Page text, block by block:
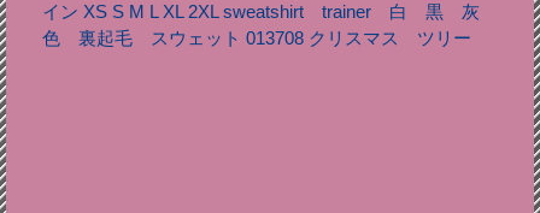
イン XS S M L XL 2XL sweatshirt trainer 白 黒 灰
色 裏起毛 スウェット 013708 クリスマス ツリー